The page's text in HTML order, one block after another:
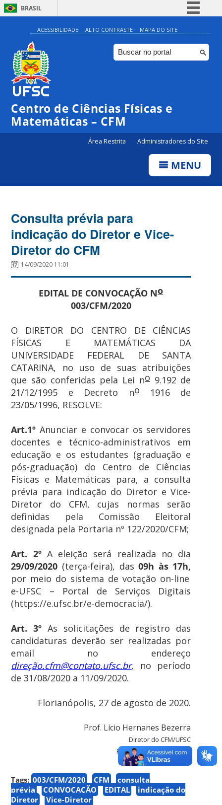
BRASIL
Simplifique!
Comunica BR
Participe
Canais
ACESSIBILIDADE ALTO CONTRASTE MAPA DO SITE
Centro de Ciências Físicas e
Matemáticas – CFM
Área Restrita Administradores do Site
MENU
Consulta prévia para
indicação do Diretor e Vice-
Diretor do CFM
14/09/2020 11:01
EDITAL DE CONVOCAÇÃO No
003/CFM/2020
O DIRETOR DO CENTRO DE CIÊNCIAS
FÍSICAS E MATEMÁTICAS DA
UNIVERSIDADE FEDERAL DE SANTA
CATARINA, no uso de suas atribuições
que são conferidas pela Lei no9.192 de
21/12/1995 e Decreto no1916 de
23/05/1996, RESOLVE:
Art.1º Anunciar e convocar os servidores
docentes e técnico-administrativos em
educação e os estudantes (graduação e
pós-graduação) do Centro de Ciências
Físicas e Matemáticas para, a consulta
prévia para indicação do Diretor e Vice-
Diretor do CFM, cujas normas serão
definidas pela Comissão Eleitoral
designada pela Portaria nº 122/2020/CFM;
Art. 2ºA eleição será realizada no dia
29/09/2020 (terça-feira), das09h às 17h,
por meio do sistema de votação on-line
e-UFSC – Portal de Serviços Digitais
(https://e.ufsc.br/e-democracia/).
Art. 3º As solicitações de registro das
candidaturas deverão ser realizadas por
email no endereço
direção.cfm@contato.ufsc.br, no período
de 31/08/2020 a 11/09/2020.
Florianópolis, 27 de agosto de 2020.
Prof. Lício Hernanes Bezerra
Diretor do CFM/UFSC
Portaria n. 2860/2016/GR
Tags: 003/CFM/2020 CFM
consulta
prévia
CONVOCAÇÃO EDITAL
indicação do
Diretor
Vice-Diretor